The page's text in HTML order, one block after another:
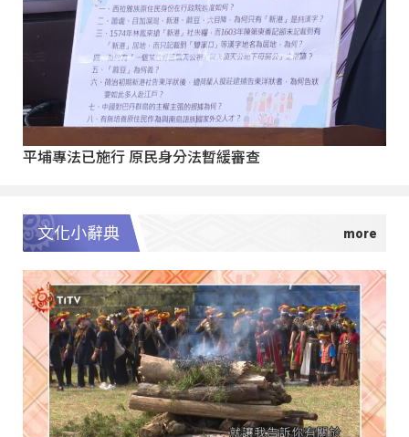
平埔專法已施行 原民身分法暫緩審查
文化小辭典